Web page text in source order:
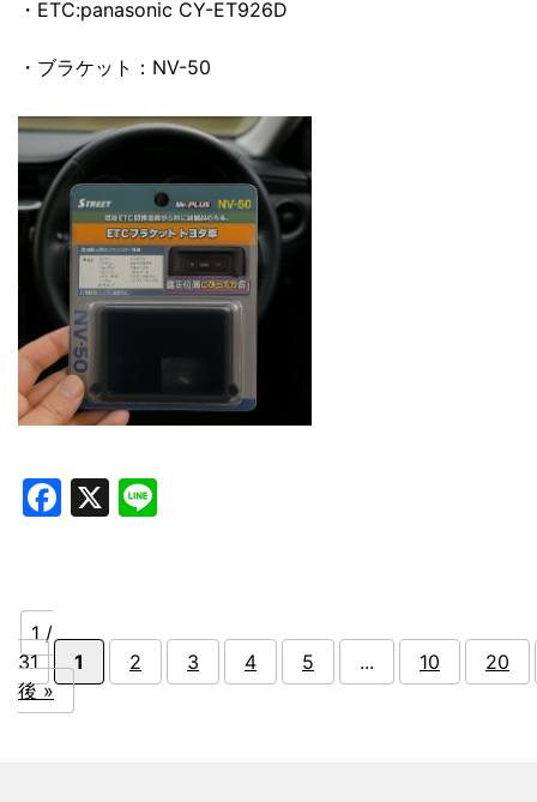
・ETC:panasonic CY-ET926D
・ブラケット：NV-50
Facebook
X
1 /
31
1 2 3 4 5 ... 10
20
後 »